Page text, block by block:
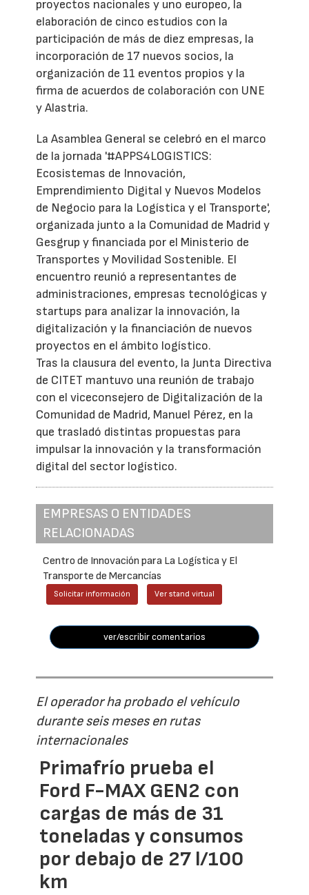
proyectos nacionales y uno europeo, la
elaboración de cinco estudios con la
participación de más de diez empresas, la
incorporación de 17 nuevos socios, la
organización de 11 eventos propios y la
firma de acuerdos de colaboración con UNE
y Alastria.
La Asamblea General se celebró en el marco
de la jornada '#APPS4LOGISTICS:
Ecosistemas de Innovación,
Emprendimiento Digital y Nuevos Modelos
de Negocio para la Logística y el Transporte',
organizada junto a la Comunidad de Madrid y
Gesgrup y financiada por el Ministerio de
Transportes y Movilidad Sostenible. El
encuentro reunió a representantes de
administraciones, empresas tecnológicas y
startups para analizar la innovación, la
digitalización y la financiación de nuevos
proyectos en el ámbito logístico.
Tras la clausura del evento, la Junta Directiva
de CITET mantuvo una reunión de trabajo
con el viceconsejero de Digitalización de la
Comunidad de Madrid, Manuel Pérez, en la
que trasladó distintas propuestas para
impulsar la innovación y la transformación
digital del sector logístico.
EMPRESAS O ENTIDADES
RELACIONADAS
Centro de Innovación para La Logística y El
Transporte de Mercancías
Solicitar información Ver stand virtual
ver/escribir comentarios
El operador ha probado el vehículo
durante seis meses en rutas
internacionales
Primafrío prueba el
Ford F-MAX GEN2 con
cargas de más de 31
toneladas y consumos
por debajo de 27 l/100
km